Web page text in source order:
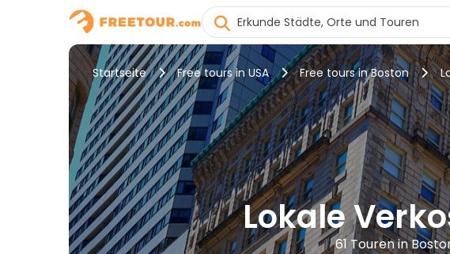
Startseite Free tours in USA Free tours in Boston
Lokale
61 Touren in